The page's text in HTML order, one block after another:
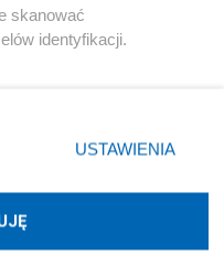
W3media.pl
skanować
identyfikacji.
ustawień prywatności
strony
wymagają zgody
się takiemu
zastosowania tylko
USTAWIENIA